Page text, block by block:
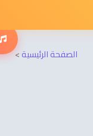
الصفحة الرئيسية>